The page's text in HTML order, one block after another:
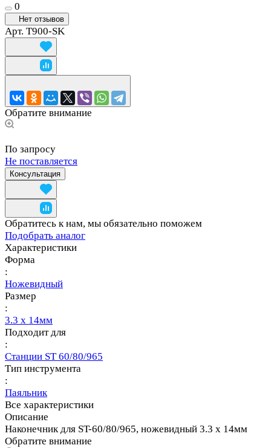
0
Нет отзывов
Арт. T900-SK
Обратите внимание
По запросу
Не поставляется
Консультация
Обратитесь к нам, мы обязательно поможем
Подобрать аналог
Характеристики
Форма
:
Ножевидный
Размер
:
3.3 х 14мм
Подходит для
:
Станции ST 60/80/965
Тип инструмента
:
Паяльник
Все характеристики
Описание
Наконечник для ST-60/80/965, ножевидный 3.3 х 14мм
Обратите внимание